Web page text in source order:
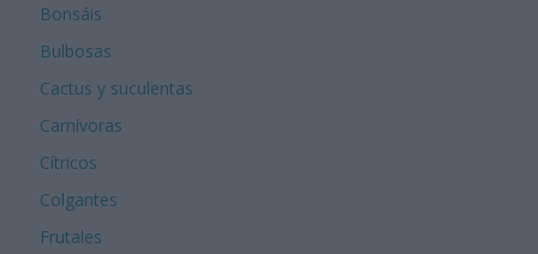
Bonsáis
Bulbosas
Cactus y suculentas
Carnívoras
Cítricos
Colgantes
Frutales